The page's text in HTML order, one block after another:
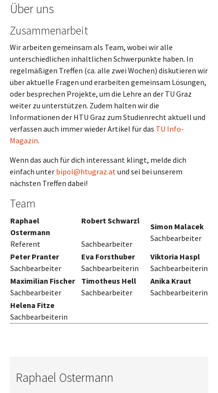
Über uns
Zusammenarbeit
Wir arbeiten gemeinsam als Team, wobei wir alle
unterschiedlichen inhaltlichen Schwerpunkte haben. In
regelmäßigen Treffen (ca. alle zwei Wochen) diskutieren wir
über aktuelle Fragen und erarbeiten gemeinsam Lösungen,
oder besprechen Projekte, um die Lehre an der TU Graz
weiter zu unterstützen. Zudem halten wir die
Informationen der HTU Graz zum Studienrecht aktuell und
verfassen auch immer wieder Artikel für das TU Info-
Magazin.
Wenn das auch für dich interessant klingt, melde dich
einfach unter bipol@htugraz.atund sei bei unserem
nächsten Treffen dabei!
Team
Raphael
Ostermann
Referent
Robert Schwarzl
Sachbearbeiter
Simon Malacek
Sachbearbeiter
Peter Pranter
Sachbearbeiter
Eva Forsthuber
Sachbearbeiterin
Viktoria Haspl
Sachbearbeiterin
Maximilian Fischer
Sachbearbeiter
Timotheus Hell
Sachbearbeiter
Anika Kraut
Sachbearbeiterin
Helena Fitze
Sachbearbeiterin
Raphael Ostermann